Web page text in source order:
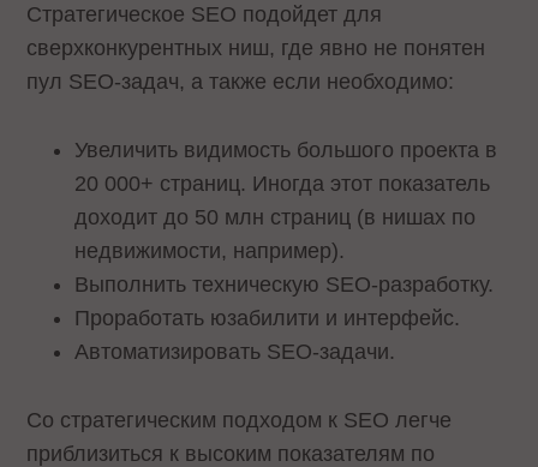
Стратегическое SEO подойдет для
сверхконкурентных ниш, где явно не понятен
пул SEO-задач, а также если необходимо:
Увеличить видимость большого проекта в
20 000+ страниц. Иногда этот показатель
доходит до 50 млн страниц (в нишах по
недвижимости, например).
Выполнить техническую SEO-разработку.
Проработать юзабилити и интерфейс.
Автоматизировать SEO-задачи.
Со стратегическим подходом к SEO легче
приблизиться к высоким показателям по